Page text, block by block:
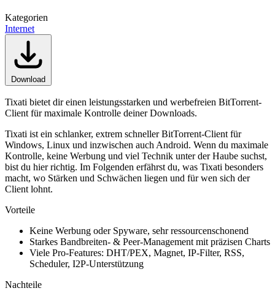
Kategorien
Internet
Download
Tixati bietet dir einen leistungsstarken und werbefreien BitTorrent-
Client für maximale Kontrolle deiner Downloads.
Tixati ist ein schlanker, extrem schneller BitTorrent-Client für
Windows, Linux und inzwischen auch Android. Wenn du maximale
Kontrolle, keine Werbung und viel Technik unter der Haube suchst,
bist du hier richtig. Im Folgenden erfährst du, was Tixati besonders
macht, wo Stärken und Schwächen liegen und für wen sich der
Client lohnt.
Vorteile
Keine Werbung oder Spyware, sehr ressourcenschonend
Starkes Bandbreiten- & Peer-Management mit präzisen Charts
Viele Pro-Features: DHT/PEX, Magnet, IP-Filter, RSS,
Scheduler, I2P-Unterstützung
Nachteile